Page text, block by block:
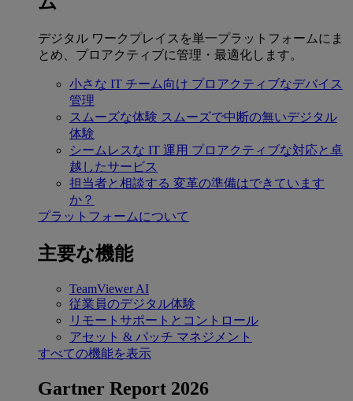
デジタル ワークプレイスを単一プラットフォームにま
とめ、プロアクティブに管理・最適化します。
小さな IT チーム向け プロアクティブなデバイス
管理
スムーズな体験 スムーズで中断の無いデジタル
体験
シームレスな IT 運用 プロアクティブな対応と卓
越したサービス
担当者と相談する 変革の準備はできています
か？
プラットフォームについて
主要な機能
TeamViewer AI
従業員のデジタル体験
リモートサポートとコントロール
アセット & パッチ マネジメント
すべての機能を表示
Gartner Report 2026